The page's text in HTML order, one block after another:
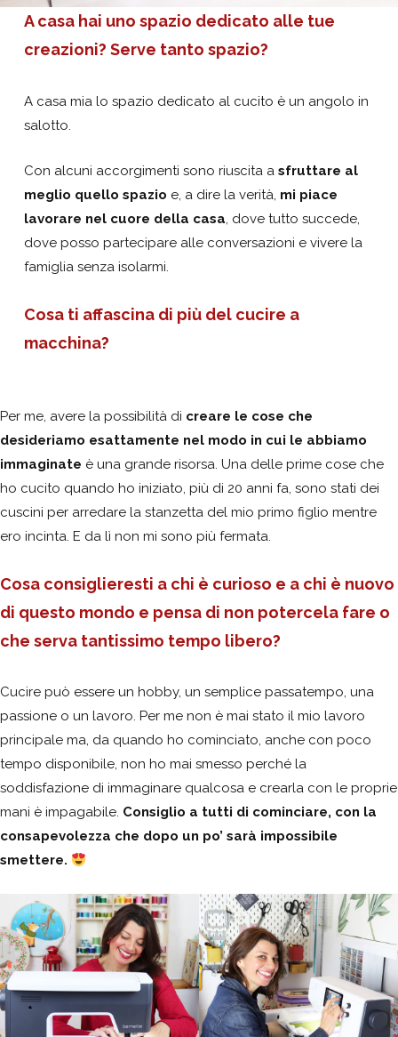
A casa hai uno spazio dedicato alle tue
creazioni? Serve tanto spazio?
A casa mia lo spazio dedicato al cucito è un angolo in
salotto.
Con alcuni accorgimenti sono riuscita asfruttare al
meglio quello spazio e, a dire la verità, mi piace
lavorare nel cuore della casa, dove tutto succede,
dove posso partecipare alle conversazioni e vivere la
famiglia senza isolarmi.
Cosa ti affascina di più del cucire a
macchina?
Per me, avere la possibilità di creare le cose che
desideriamo esattamente nel modo in cui le abbiamo
immaginate è una grande risorsa. Una delle prime cose che
ho cucito quando ho iniziato, più di 20 anni fa, sono stati dei
cuscini per arredare la stanzetta del mio primo figlio mentre
ero incinta. E da lì non mi sono più fermata.
Cosa consiglieresti a chi è curioso e a chi è nuovo
di questo mondo e pensa di non potercela fare o
che serva tantissimo tempo libero?
Cucire può essere un hobby, un semplice passatempo, una
passione o un lavoro. Per me non è mai stato il mio lavoro
principale ma, da quando ho cominciato, anche con poco
tempo disponibile, non ho mai smesso perché la
soddisfazione di immaginare qualcosa e crearla con le proprie
mani è impagabile. Consiglio a tutti di cominciare, con la
consapevolezza che dopo un po’ sarà impossibile
smettere.